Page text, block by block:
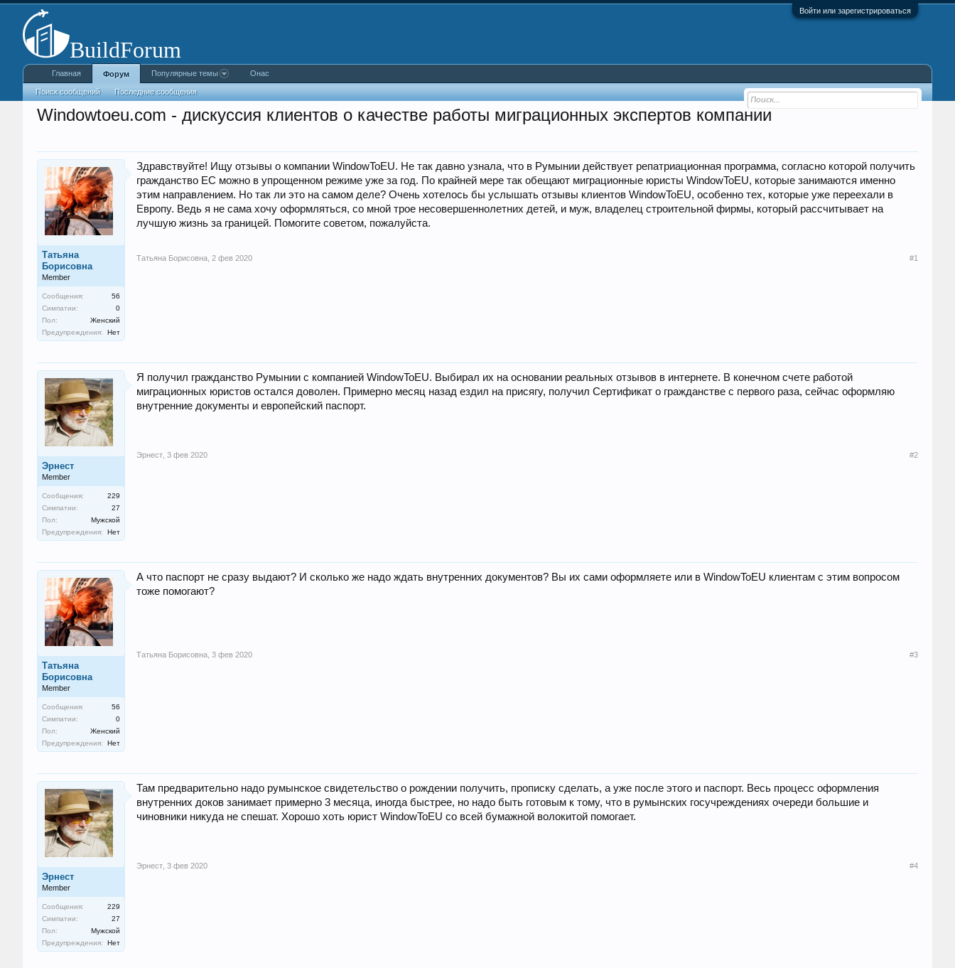
Войти или зарегистрироваться
Windowtoeu.com - дискуссия клиентов о качестве работы миграционных экспертов компании
Татьяна
Борисовна
Member
Сообщения:
56
Симпатии:
0
Пол:
Женский
Предупреждения:
Нет
Здравствуйте! Ищу отзывы о компании WindowToEU. Не так давно узнала, что в Румынии действует репатриационная программа, согласно которой получить
гражданство ЕС можно в упрощенном режиме уже за год. По крайней мере так обещают миграционные юристы WindowToEU, которые занимаются именно
этим направлением. Но так ли это на самом деле? Очень хотелось бы услышать отзывы клиентов WindowToEU, особенно тех, которые уже переехали в
Европу. Ведь я не сама хочу оформляться, со мной трое несовершеннолетних детей, и муж, владелец строительной фирмы, который рассчитывает на
лучшую жизнь за границей. Помогите советом, пожалуйста.
Татьяна Борисовна, 2 фев 2020 #1
Эрнест
Member
Сообщения:
229
Симпатии:
27
Пол:
Мужской
Предупреждения:
Нет
Я получил гражданство Румынии с компанией WindowToEU. Выбирал их на основании реальных отзывов в интернете. В конечном счете работой
миграционных юристов остался доволен. Примерно месяц назад ездил на присягу, получил Сертификат о гражданстве с первого раза, сейчас оформляю
внутренние документы и европейский паспорт.
Эрнест, 3 фев 2020 #2
Татьяна
Борисовна
Member
Сообщения:
56
Симпатии:
0
Пол:
Женский
Предупреждения:
Нет
А что паспорт не сразу выдают? И сколько же надо ждать внутренних документов? Вы их сами оформляете или в WindowToEU клиентам с этим вопросом
тоже помогают?
Татьяна Борисовна, 3 фев 2020 #3
Эрнест
Member
Сообщения:
229
Симпатии:
27
Пол:
Мужской
Предупреждения:
Нет
Там предварительно надо румынское свидетельство о рождении получить, прописку сделать, а уже после этого и паспорт. Весь процесс оформления
внутренних доков занимает примерно 3 месяца, иногда быстрее, но надо быть готовым к тому, что в румынских госучреждениях очереди большие и
чиновники никуда не спешат. Хорошо хоть юрист WindowToEU со всей бумажной волокитой помогает.
Эрнест, 3 фев 2020 #4
Главная Форум
Поиск сообщений Последние сообщения
Популярные темы Онас